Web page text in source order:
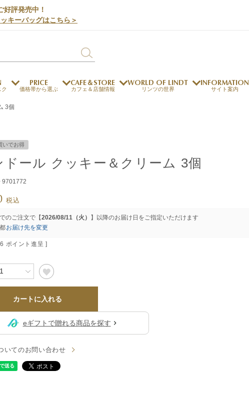
好評発売中！
キーバッグはこちら＞
イル
すべて
ト
すべて
すべて
PRICE
価格帯から選ぶ
CAFE＆STORE
カフェ＆店舗情報
フト
WORLD OF LINDT
リンツの世界
ィエ
チョコレートと紅茶
INFORMATION
サイト案内
3個
いでお得
ドール クッキー＆クリーム 3個
9701772
税込
のご注文で【2026/08/11（火）
】以降のお届け日をご指定いただけます
お届け先を変更
6 ポイント進呈 ]
カートに入れる
eギフトで贈れる商品を探す
いてのお問い合わせ